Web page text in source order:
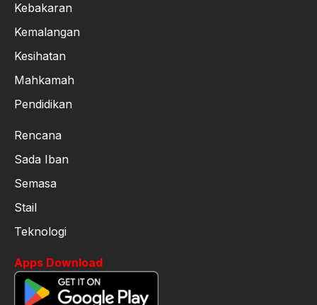
Kebakaran
Kemalangan
Kesihatan
Mahkamah
Pendidikan
Rencana
Sada Iban
Semasa
Stail
Teknologi
Apps Download